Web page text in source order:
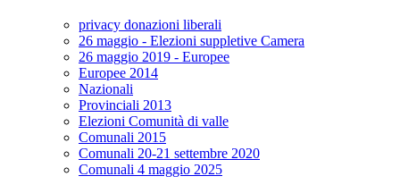
privacy donazioni liberali
26 maggio - Elezioni suppletive Camera
26 maggio 2019 - Europee
Europee 2014
Nazionali
Provinciali 2013
Elezioni Comunità di valle
Comunali 2015
Comunali 20-21 settembre 2020
Comunali 4 maggio 2025